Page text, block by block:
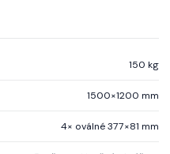
150 kg
1500×1200 mm
4× oválné 377×81 mm